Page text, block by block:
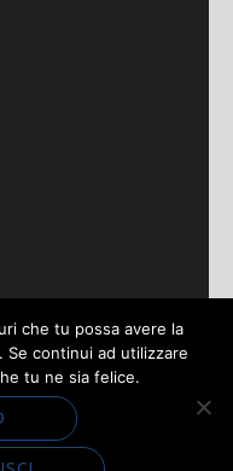
Magazine |
by
che tu possa avere la
continui ad utilizzare
tu ne sia felice.